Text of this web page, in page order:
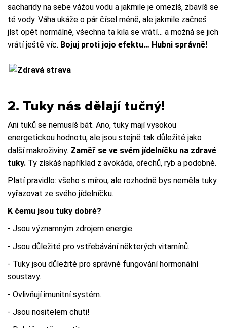
sacharidy na sebe vážou vodu a jakmile je omezíš, zbavíš se
té vody. Váha ukáže o pár čísel méně, ale jakmile začneš
jíst opět normálně, všechna ta kila se vrátí… a možná se jich
vrátí ještě víc. Bojuj proti jojo efektu… Hubni správně!
2. Tuky nás dělají tučný!
Ani tuků se nemusíš bát. Ano, tuky mají vysokou
energetickou hodnotu, ale jsou stejně tak důležité jako
další makroživiny. Zaměř se ve svém jídelníčku na zdravé
tuky. Ty získáš například z avokáda, ořechů, ryb a podobně.
Platí pravidlo: všeho s mírou, ale rozhodně bys neměla tuky
vyřazovat ze svého jídelníčku.
K čemu jsou tuky dobré?
- Jsou významným zdrojem energie.
- Jsou důležité pro vstřebávání některých vitamínů.
- Tuky jsou důležité pro správné fungování hormonální
soustavy.
- Ovlivňují imunitní systém.
- Jsou nositelem chuti!